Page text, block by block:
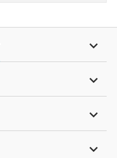



